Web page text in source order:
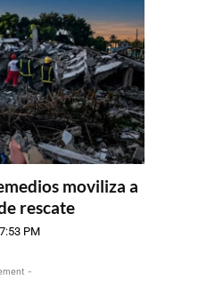
moviliza a
rescate
PM
-